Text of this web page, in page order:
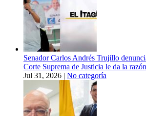
Senador Carlos Andrés Trujillo
Corte Suprema de Justicia le da la razón
Jul 31, 2026 | No categoría